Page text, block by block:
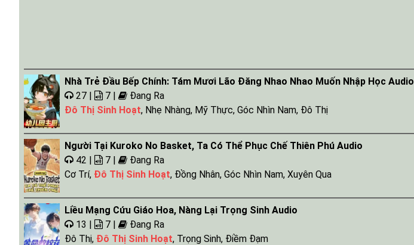
Nhà Trẻ Đầu Bếp Chính: Tám Mươi Lão Đăng Nhao Nhao Muốn Nhập Học Audio
27 |
7 |
Đang Ra
Đô Thị Sinh Hoạt, Nhẹ Nhàng, Mỹ Thực, Góc Nhìn Nam, Đô Thị
Người Tại Kuroko No Basket, Ta Có Thể Phục Chế Thiên Phú Audio
42 |
7 |
Đang Ra
Cơ Trí, Đô Thị Sinh Hoạt, Đồng Nhân, Góc Nhìn Nam, Xuyên Qua
Liều Mạng Cứu Giáo Hoa, Nàng Lại Trọng Sinh Audio
13 |
7 |
Đang Ra
Đô Thị, Đô Thị Sinh Hoạt, Trọng Sinh, Điềm Đạm